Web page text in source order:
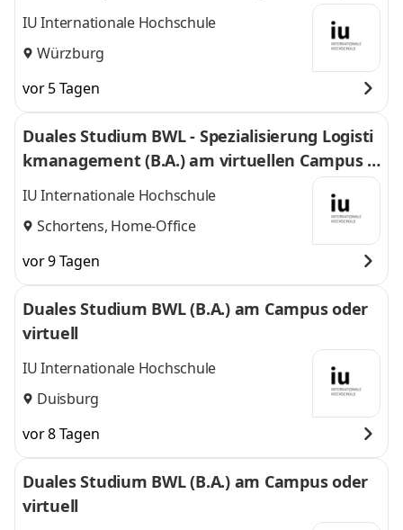
bH & Co. KG
IU Internationale Hochschule
Würzburg
vor 5 Tagen
Duales Studium BWL - Spezialisierung Logisti
kmanagement (B.A.) am virtuellen Campus -
Nordfrost GmbH & Co. KG
IU Internationale Hochschule
Schortens, Home-Office
vor 9 Tagen
Duales Studium BWL (B.A.) am Campus oder
virtuell
IU Internationale Hochschule
Duisburg
vor 8 Tagen
Duales Studium BWL (B.A.) am Campus oder
virtuell